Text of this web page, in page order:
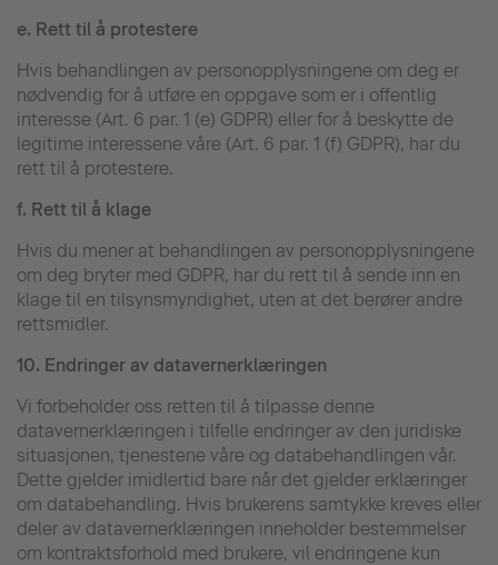
e. Rett til å protestere
Hvis behandlingen av personopplysningene om deg er
nødvendig for å utføre en oppgave som er i offentlig
interesse (Art. 6 par. 1 (e) GDPR) eller for å beskytte de
legitime interessene våre (Art. 6 par. 1 (f) GDPR), har du
rett til å protestere.
f. Rett til å klage
Hvis du mener at behandlingen av personopplysningene
om deg bryter med GDPR, har du rett til å sende inn en
klage til en tilsynsmyndighet, uten at det berører andre
rettsmidler.
10. Endringer av datavernerklæringen
Vi forbeholder oss retten til å tilpasse denne
datavernerklæringen i tilfelle endringer av den juridiske
situasjonen, tjenestene våre og databehandlingen vår.
Dette gjelder imidlertid bare når det gjelder erklæringer
om databehandling. Hvis brukerens samtykke kreves eller
deler av datavernerklæringen inneholder bestemmelser
om kontraktsforhold med brukere, vil endringene kun